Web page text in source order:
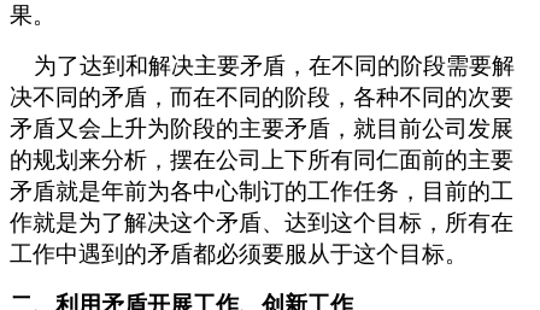
果。
为了达到和解决主要矛盾，在不同的阶段需要解
决不同的矛盾，而在不同的阶段，各种不同的次要
矛盾又会上升为阶段的主要矛盾，就目前公司发展
的规划来分析，摆在公司上下所有同仁面前的主要
矛盾就是年前为各中心制订的工作任务，目前的工
作就是为了解决这个矛盾、达到这个目标，所有在
工作中遇到的矛盾都必须要服从于这个目标。
二、利用矛盾开展工作、创新工作